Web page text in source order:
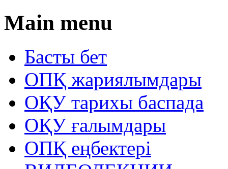
Main menu
Басты бет
ОПҚ жариялымдары
ОҚУ тарихы баспада
ОҚУ ғалымдары
ОПҚ еңбектері